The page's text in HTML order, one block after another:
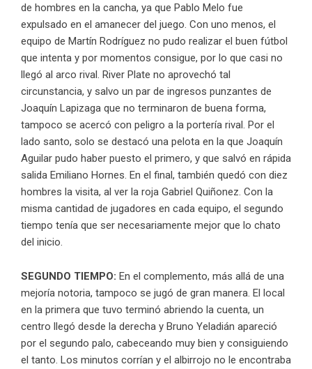
de hombres en la cancha, ya que Pablo Melo fue
expulsado en el amanecer del juego. Con uno menos, el
equipo de Martín Rodríguez no pudo realizar el buen fútbol
que intenta y por momentos consigue, por lo que casi no
llegó al arco rival. River Plate no aprovechó tal
circunstancia, y salvo un par de ingresos punzantes de
Joaquín Lapizaga que no terminaron de buena forma,
tampoco se acercó con peligro a la portería rival. Por el
lado santo, solo se destacó una pelota en la que Joaquín
Aguilar pudo haber puesto el primero, y que salvó en rápida
salida Emiliano Hornes. En el final, también quedó con diez
hombres la visita, al ver la roja Gabriel Quiñonez. Con la
misma cantidad de jugadores en cada equipo, el segundo
tiempo tenía que ser necesariamente mejor que lo chato
del inicio.
SEGUNDO TIEMPO: En el complemento, más allá de una
mejoría notoria, tampoco se jugó de gran manera. El local
en la primera que tuvo terminó abriendo la cuenta, un
centro llegó desde la derecha y Bruno Yeladián apareció
por el segundo palo, cabeceando muy bien y consiguiendo
el tanto. Los minutos corrían y el albirrojo no le encontraba